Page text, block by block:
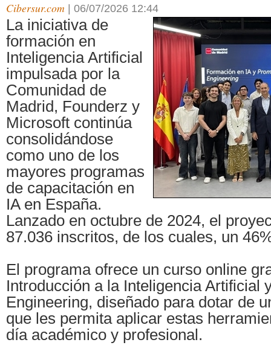
Cibersur.com 06/07/2026 12:44
La iniciativa de
formación en
Inteligencia Artificial
impulsada por la
Comunidad de
Madrid, Founderz y
Microsoft continúa
consolidándose
como uno de los
mayores programas
de capacitación en
IA en España.
Lanzado en octubre de 2024, el
87.036 inscritos, de los cuales, un
El programa ofrece un curso online
Introducción a la Inteligencia Artificial
Engineering, diseñado para dotar de
que les permita aplicar estas
día académico y profesional.